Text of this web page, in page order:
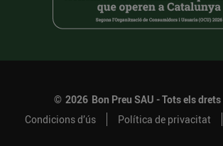
© 2026 Bon Preu SAU - Tots els
Condicions d’ús
Política de privacitat